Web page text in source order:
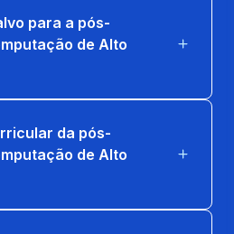
para a pós-
de Alto
da pós-
de Alto